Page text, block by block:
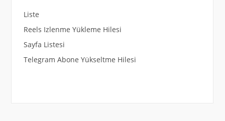
Liste
Reels Izlenme Yükleme Hilesi
Sayfa Listesi
Telegram Abone Yükseltme Hilesi